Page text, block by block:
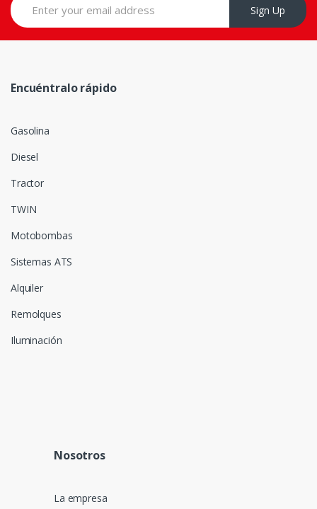
Sign Up
Encuéntralo rápido
Gasolina
Diesel
Tractor
TWIN
Motobombas
Sistemas ATS
Alquiler
Remolques
Iluminación
Nosotros
La empresa